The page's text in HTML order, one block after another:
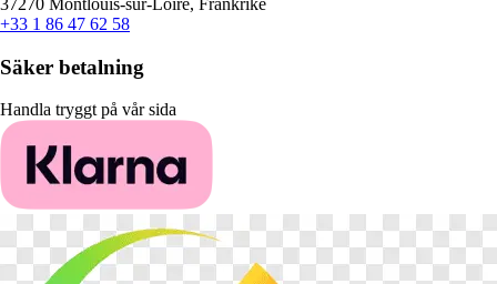
+33 1 86 47 62 58
Säker betalning
Handla tryggt på vår sida